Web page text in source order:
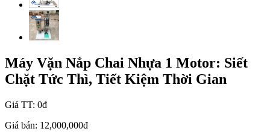
Máy Vặn Nắp Chai Nhựa 1 Motor: Siết
Chặt Tức Thì, Tiết Kiệm Thời Gian
Giá TT: 0đ
Giá bán: 12,000,000đ